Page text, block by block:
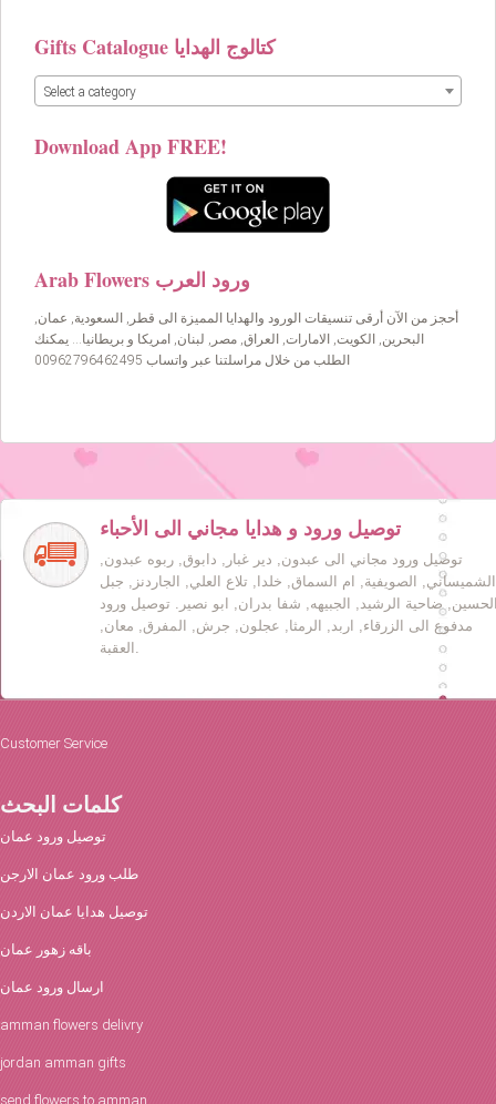
Gifts Catalogue كتالوج الهدايا
Select a category
Download App FREE!
Arab Flowers ورود العرب
أحجز من الآن أرقى تنسيقات الورود والهدايا المميزة الى قطر, السعودية, عمان,
البحرين, الكويت, الامارات, العراق, مصر, لبنان, امريكا و بريطانيا… يمكنك
الطلب من خلال مراسلتنا عبر واتساب 00962796462495
توصيل ورود و هدايا مجاني الى الأحباء
توصيل ورود مجاني الى عبدون, دير غبار, دابوق, ربوه عبدون,
الشميساني, الصويفية, ام السماق, خلدا, تلاع العلي, الجاردنز, جبل
ضاحية الرشيد, الجبيهه, شفا بدران, ابو نصير. توصيل ورود
مدفوع الى الزرقاء, اربد, الرمثا, عجلون, جرش, المفرق, معان,
Customer Service
كلمات البحث
توصيل ورود عمان
طلب ورود عمان الارجن
توصيل هدايا عمان الاردن
باقه زهور عمان
ارسال ورود عمان
amman flowers delivry
jordan amman gifts
send flowers to amman